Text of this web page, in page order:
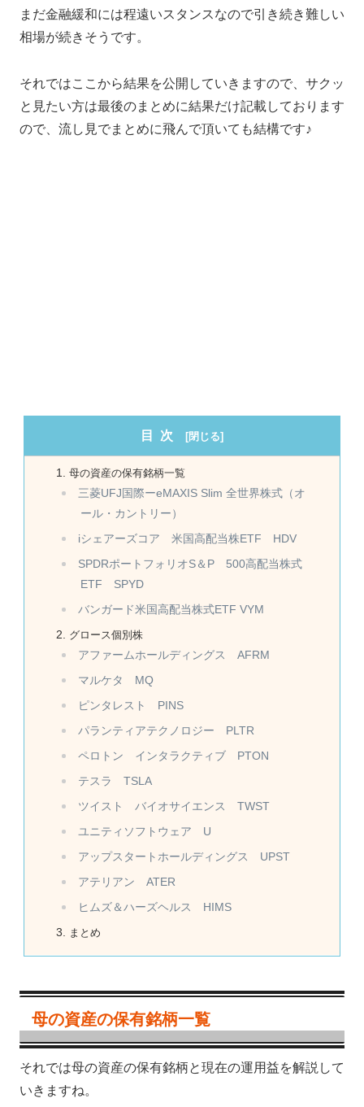
まだ金融緩和には程遠いスタンスなので引き続き難しい
相場が続きそうです。
それではここから結果を公開していきますので、サクッ
と見たい方は最後のまとめに結果だけ記載しております
ので、流し見でまとめに飛んで頂いても結構です♪
目次
母の資産の保有銘柄一覧
三菱UFJ国際ーeMAXIS Slim 全世界株式（オ
ール・カントリー）
iシェアーズコア 米国高配当株ETF HDV
SPDRポートフォリオS＆P 500高配当株式
ETF SPYD
バンガード米国高配当株式ETF VYM
グロース個別株
アファームホールディングス AFRM
マルケタ MQ
ピンタレスト PINS
パランティアテクノロジー PLTR
ペロトン インタラクティブ PTON
テスラ TSLA
ツイスト バイオサイエンス TWST
ユニティソフトウェア U
アップスタートホールディングス UPST
アテリアン ATER
ヒムズ＆ハーズヘルス HIMS
まとめ
母の資産の保有銘柄一覧
それでは母の資産の保有銘柄と現在の運用益を解説して
いきますね。